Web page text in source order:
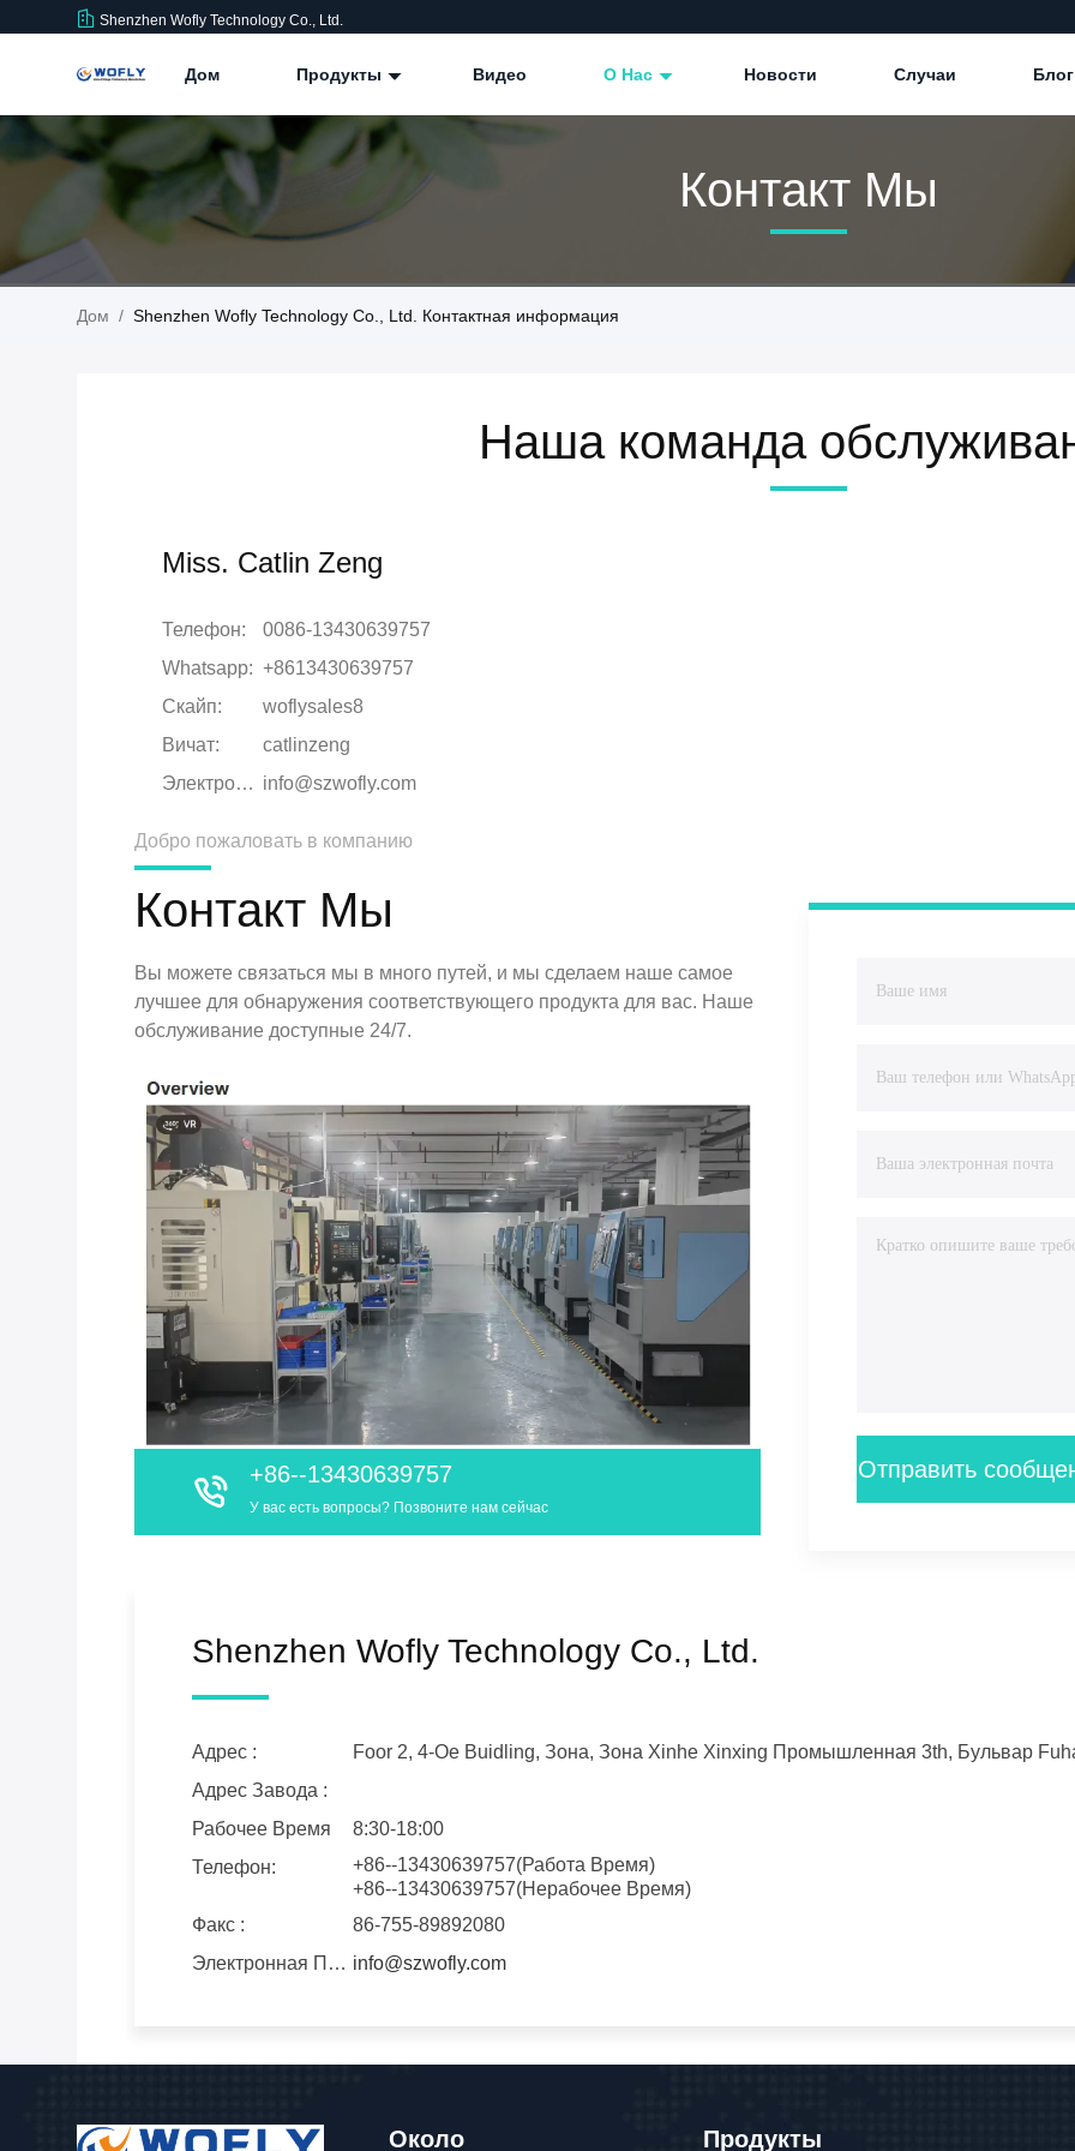
Shenzhen Wofly Technology Co., Ltd.
Дом Продукты Видео О Нас Новости Случаи Блог
Контакт Мы
Дом / Shenzhen Wofly Technology Co., Ltd. Контактная информация
Наша команда
Miss. Catlin Zeng
Телефон:
0086-13430639757
Whatsapp: +8613430639757
Скайп:
woflysales8
Вичат:
catlinzeng
Электронная почта: info@szwofly.com
Добро пожаловать в компанию
Контакт Мы
Вы можете связаться мы в много путей, и мы сделаем наше самое
лучшее для обнаружения соответствующего продукта для вас. Наше
обслуживание доступные 24/7.
+86--13430639757
У вас есть вопросы? Позвоните нам сейчас
Отправить
Shenzhen Wofly Technology Co., Ltd.
Адрес :
Foor 2, 4-Ое Buidling, Зона, Зона Xinhe Xinxing Промышленная 3th, Бульвар
Адрес Завода :
Рабочее Время
8:30-18:00
Телефон:
+86--13430639757(Работа Время)
+86--13430639757(Нерабочее Время)
Факс :
86-755-89892080
Электронная Почта : info@szwofly.com
Около Продукты